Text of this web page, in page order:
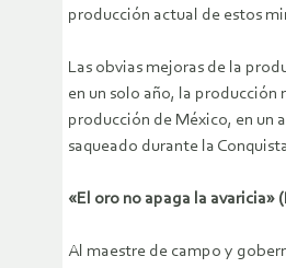
producción actual de estos
Las obvias mejoras de la
en un solo año, la producción
producción de México, en un
saqueado durante la
«El oro no apaga la avaricia»
Al maestre de campo y